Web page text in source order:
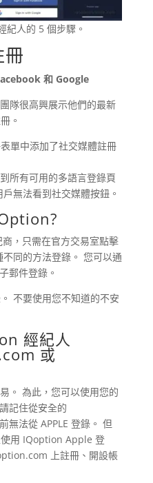
人的 5 個步驟。
和 Google
隊很高興展示他們的最新
。
單中添加了社交媒體註冊
所有可用的多語言登錄頁
無法看到社交媒體按鈕。
?
，只需在官方交易室點擊
同的方法登錄。 您可以通
郵件登錄。
不要使用您不知道的不安
經紀人
或
。 為此，您可以使用您的
記住從安全的
法從 APPLE 登錄。 但
用 IQoption Apple 登
上註冊、開設帳